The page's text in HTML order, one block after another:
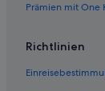
Pensionen in
Prämien mit One
Richtlinien